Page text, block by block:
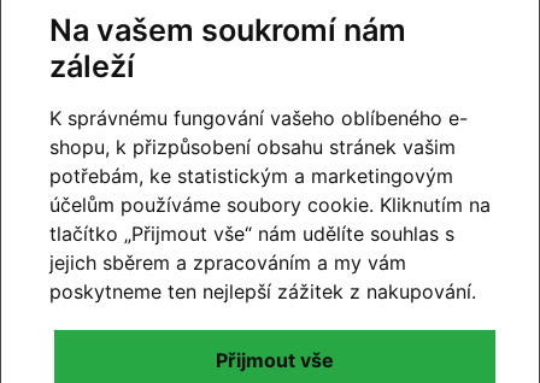
Na vašem soukromí nám
záleží
K správnému fungování vašeho oblíbeného e-
shopu, k přizpůsobení obsahu stránek vašim
potřebám, ke statistickým a marketingovým
účelům používáme soubory cookie. Kliknutím na
tlačítko „Přijmout vše“ nám udělíte souhlas s
jejich sběrem a zpracováním a my vám
poskytneme ten nejlepší zážitek z nakupování.
Přijmout vše